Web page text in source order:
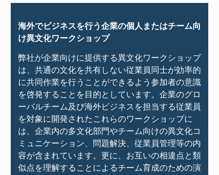
海外でビジネスを行う企業の個人またはチーム向
け異文化ワークショップ
弊社が企業向けに提供する異文化ワークショップ
は、共通の文化を共有しない従業員同士が効率的
に共同作業を行うことができるよう参加者の意識
を啓発することを目的としています。企業のグロ
ーバルチーム及び海外ビジネスを担当する従業員
を対象に開発されたこれらのワークショップに
は、企業内の多文化部門やチーム向けの異文化コ
ミュニケーション、問題解決、従業員管理等の内
容が含まれています。更に、お互いの相違点と類
似点を理解することによるチーム育成のための演